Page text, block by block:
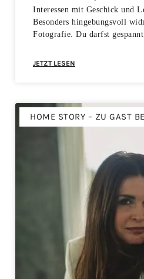
Interessen mit Geschick und
Besonders hingebungsvoll
Fotografie. Du darfst gespannt
JETZT LESEN
HOME STORY – ZU GAST